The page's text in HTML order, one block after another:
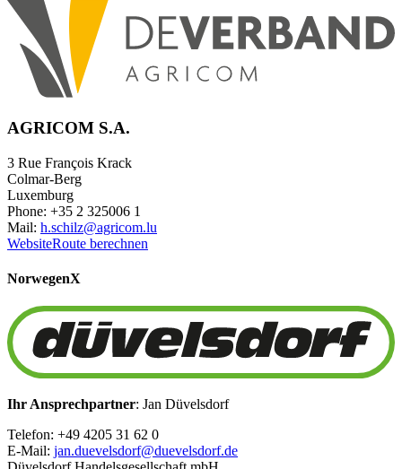
AGRICOM S.A.
3 Rue François Krack
Colmar-Berg
Luxemburg
Phone: +35 2 325006 1
Mail: h.schilz@agricom.lu
WebsiteRoute berechnen
NorwegenX
Ihr Ansprechpartner: Jan Düvelsdorf
Telefon: +49 4205 31 62 0
E-Mail: jan.duevelsdorf@duevelsdorf.de